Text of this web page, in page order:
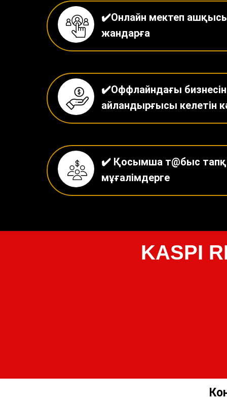
✔️Оффлайндағы бизнесін
айландырғысы келетін
✔️ Қосымша т@быс
мұғалімдерге
✔️Онлайн мектеп ашқысы
жандарға
KASPI